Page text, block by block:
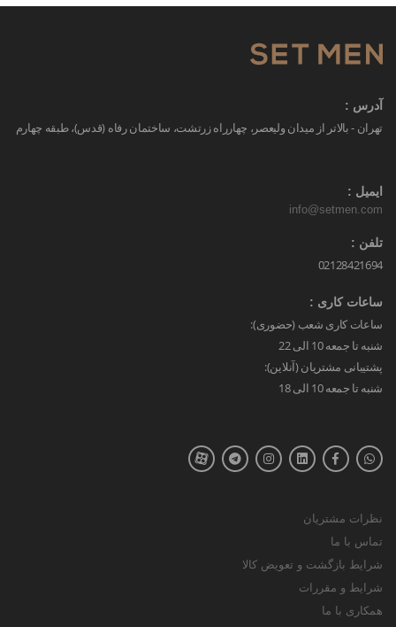
آدرس :
تهران - بالاتر از میدان ولیعصر، چهارراه زرتشت، ساختمان رفاه (قدس)، طبقه چهارم
ایمیل :
info@setmen.com
تلفن :
02128421694
ساعات کاری :
ساعات کاری شعب (حضوری):
شنبه تا جمعه 10 الی 22
پشتیبانی مشتریان (آنلاین):
شنبه تا جمعه 10 الی 18
نظرات مشتریان
تماس با ما
شرایط بازگشت و تعویض کالا
شرایط و مقررات
همکاری با ما